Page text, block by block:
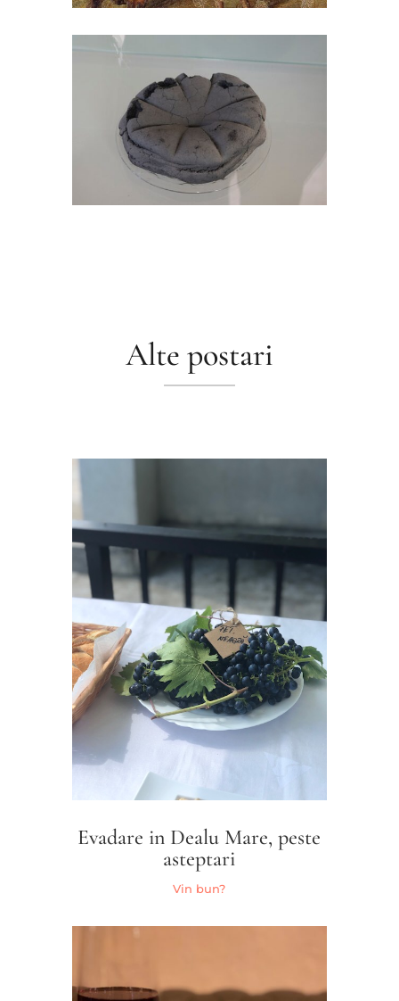
Alte postari
Evadare in Dealu Mare, peste
asteptari
Vin bun?